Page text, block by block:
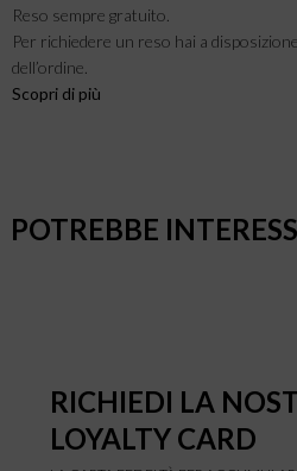
Reso sempre gratuito.
Per richiedere un reso hai a
dell’ordine.
Scopri di più
POTREBBE
RICHIEDI LA
LOYALTY CARD